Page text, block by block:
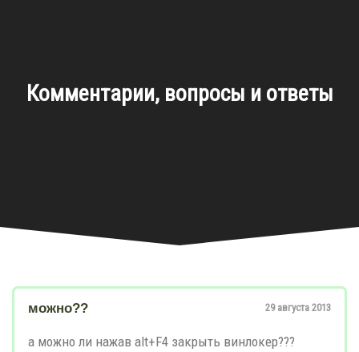
Комментарии, вопросы и ответы
можно?? 29 августа 2013
а можно ли нажав alt+F4 закрыть винлокер???